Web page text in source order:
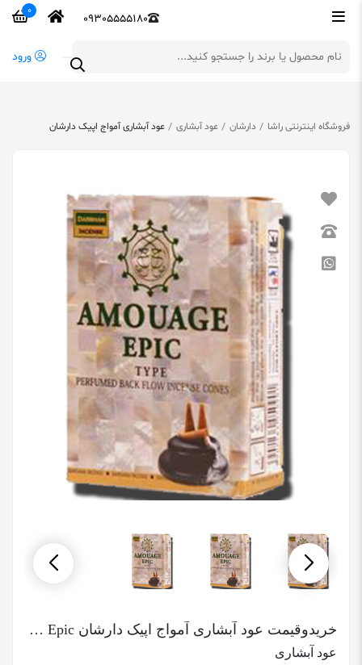
09305555180
0
ورود
فروشگاه اینترنتی راشا دارشان عود آبشاری عود آبشاری آمواج اپیک دارشان
خریدوقیمت عود آبشاری آمواج اپیک دارشان Amouage Epic
عود آبشاری